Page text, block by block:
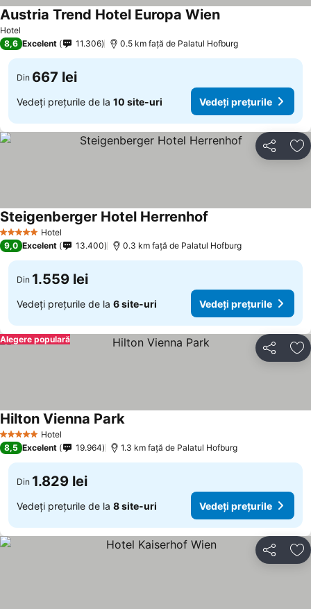
Hotel
Austria Trend Hotel Europa WienVedeți prețurile
8,6 Excelent 11.306 0.5 km faţă de Palatul Hofburg
Din 667 lei
Vedeți prețurile de la 10 site-uri Vedeți prețurile
Distribuiți
5 Stele Hotel
Steigenberger Hotel Herrenhof
9,0 Excelent 13.400 0.3 km faţă de Palatul Hofburg
Din 1.559 lei
Vedeți prețurile de la 6 site-uri Vedeți prețurile
Distribuiți
Alegere populară
5 Stele Hotel
Hilton Vienna ParkVedeți prețurile
8,5 Excelent 19.964 1.3 km faţă de Palatul Hofburg
Din 1.829 lei
Vedeți prețurile de la 8 site-uri Vedeți prețurile
Distribuiți